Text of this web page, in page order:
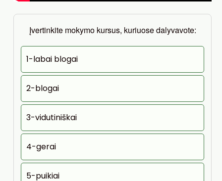
Įvertinkite mokymo kursus, kuriuose dalyvavote:
1-labai blogai
2-blogai
3-vidutiniškai
4-gerai
5-puikiai